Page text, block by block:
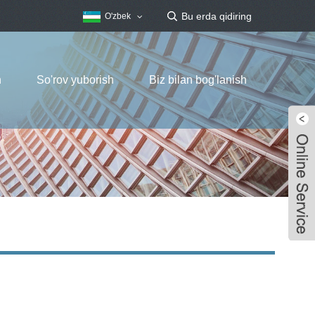
O'zbek
So'rov yuborish Biz bilan bog'lanish